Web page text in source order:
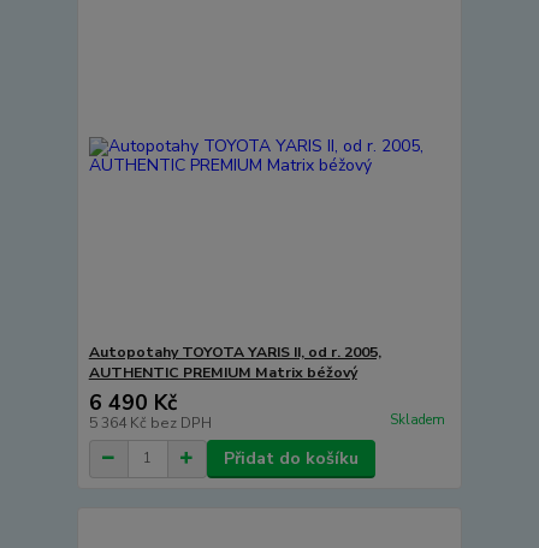
Autopotahy TOYOTA YARIS II, od r. 2005,
AUTHENTIC PREMIUM Matrix béžový
6 490 Kč
5 364 Kč bez DPH Skladem
Přidat do košíku